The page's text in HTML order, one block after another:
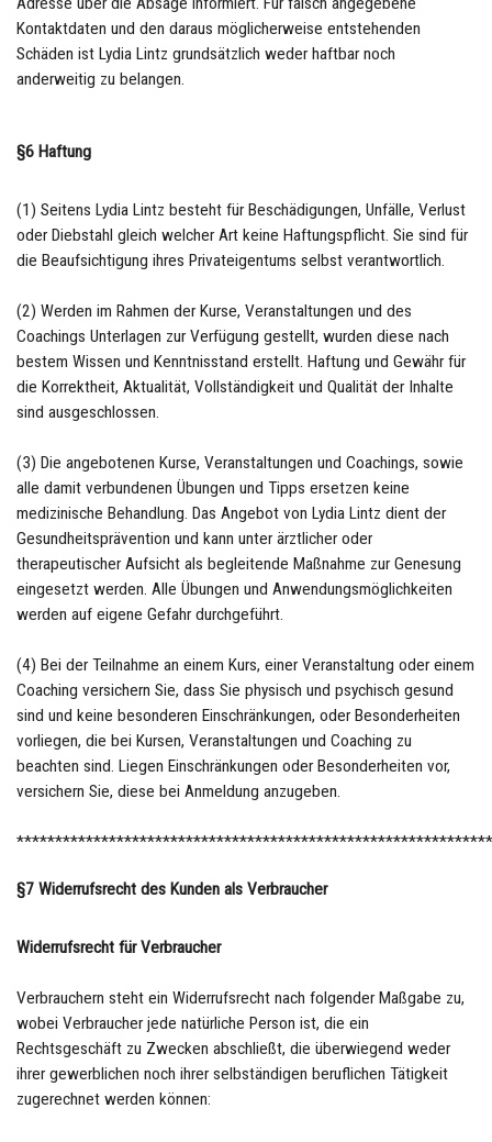
Kontaktdaten und den daraus möglicherweise entstehenden
Schäden ist Lydia Lintz grundsätzlich weder haftbar noch
anderweitig zu belangen.
§6 Haftung
(1) Seitens Lydia Lintz besteht für Beschädigungen, Unfälle, Verlust
oder Diebstahl gleich welcher Art keine Haftungspflicht. Sie sind für
die Beaufsichtigung ihres Privateigentums selbst verantwortlich.
(2) Werden im Rahmen der Kurse, Veranstaltungen und des
Coachings Unterlagen zur Verfügung gestellt, wurden diese nach
bestem Wissen und Kenntnisstand erstellt. Haftung und Gewähr für
die Korrektheit, Aktualität, Vollständigkeit und Qualität der Inhalte
sind ausgeschlossen.
(3) Die angebotenen Kurse, Veranstaltungen und Coachings, sowie
alle damit verbundenen Übungen und Tipps ersetzen keine
medizinische Behandlung. Das Angebot von Lydia Lintz dient der
Gesundheitsprävention und kann unter ärztlicher oder
therapeutischer Aufsicht als begleitende Maßnahme zur Genesung
eingesetzt werden. Alle Übungen und Anwendungsmöglichkeiten
werden auf eigene Gefahr durchgeführt.
(4) Bei der Teilnahme an einem Kurs, einer Veranstaltung oder einem
Coaching versichern Sie, dass Sie physisch und psychisch gesund
sind und keine besonderen Einschränkungen, oder Besonderheiten
vorliegen, die bei Kursen, Veranstaltungen und Coaching zu
beachten sind. Liegen Einschränkungen oder Besonderheiten vor,
versichern Sie, diese bei Anmeldung anzugeben.
§7 Widerrufsrecht des Kunden als Verbraucher
Widerrufsrecht für Verbraucher
Verbrauchern steht ein Widerrufsrecht nach folgender Maßgabe zu,
wobei Verbraucher jede natürliche Person ist, die ein
Rechtsgeschäft zu Zwecken abschließt, die überwiegend weder
ihrer gewerblichen noch ihrer selbständigen beruflichen Tätigkeit
zugerechnet werden können: